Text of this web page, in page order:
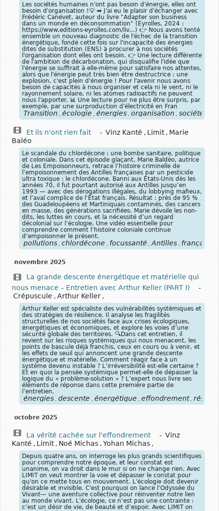
Les sociétés humaines n'ont pas besoin d'énergie, elles ont
besoin d'organisation !💡 ➡️ J'ai eu le plaisir d'échanger avec
Frédéric Canévet, auteur du livre "Adapter son business
dans un monde en déconsommation" (Eyrolles, 2024 :
https://www.editions-eyrolles.com/liv...) 👉 Nous avons tenté
ensemble un nouveau diagnostic de l'échec de la transition
énergétique, fondé cette fois sur l'incapacité des énergies
dites de substitution (ENS) à procurer à nos sociétés
l'organisation dont elles ont besoin. 👉 Une lecture différente
de l'ambition de décarbonation, qui disqualifie l'idée que
l'énergie se suffirait à elle-même pour satisfaire nos attentes,
alors que l'énergie peut très bien être destructrice : une
explosion, c'est plein d'énergie ! Pour l'avenir nous avons
besoin de capacités à nous organiser et cela ni le vent, ni le
rayonnement solaire, ni les atomes radioactifs ne peuvent
nous l'apporter. 📊 Une lecture pour ne plus être surpris, par
exemple, par une surproduction d'électricité en Fran
Transition écologie énergies organisation société
Et ils n'ont rien fait - Vinz Kanté , Limit , Marie
Baléo
Le scandale du chlordécone : une bombe sanitaire, politique
et coloniale. Dans cet épisode glaçant, Marie Baldéo, autrice
de Les Empoisonneurs, retrace l’histoire criminelle de
l’empoisonnement des Antilles françaises par un pesticide
ultra toxique : le chlordécone. Banni aux États-Unis dès les
années 70, il fut pourtant autorisé aux Antilles jusqu’en
1993 — avec des dérogations illégales, du lobbying mafieux,
et l’aval complice de l’État français. Résultat : près de 95 %
des Guadeloupéens et Martiniquais contaminés, des cancers
en masse, des générations sacrifiées. Marie dévoile les non-
dits, les luttes en cours, et la nécessité d’un regard
décolonial sur l’écologie. Une vidéo essentielle pour
comprendre comment l’histoire coloniale continue
d’empoisonner le présent.
pollutions chlordécone focussanté Antilles françaises
novembre 2025
La grande descente énergétique et matérielle qui
nous menace – Entretien avec Arthur Keller (PART I)
-
Crépuscule , Arthur Keller ,
Arthur Keller est spécialiste des vulnérabilités systémiques et
des stratégies de résilience. Il analyse les fragilités
structurelles de nos sociétés face aux crises écologiques,
énergétiques et économiques, et explore les voies d’une
sécurité globale des territoires. 🔍Dans cet entretien, il
revient sur les risques systémiques qui nous menacent, les
points de bascule déjà franchis, ceux en cours ou à venir, et
les effets de seuil qui annoncent une grande descente
énergétique et matérielle. Comment réagir face à un
système devenu instable ? L’irréversibilité est-elle certaine ?
Et en quoi la pensée systémique permet-elle de dépasser la
logique du « problème-solution » ? L’expert nous livre ses
éléments de réponse dans cette première partie de
l’entretien.
énergies descente énergétique effondrement
octobre 2025
La vérité cachée sur l'effondrement - Vinz
Kanté , Limit , Noé Michas , Yohan Michas ,
Depuis quatre ans, on interroge les plus grands scientifiques
pour comprendre notre époque, et leur constat est
unanime, on va droit dans le mur si on ne change rien. Avec
LIMIT on veut montrer la voie et dépasser le constat pour
qu'on ce mette tous en mouvement. L'écologie doit devenir
désirable et invisible. C'est pourquoi on lance l’Odyssée du
Vivant— une aventure collective pour réinventer notre lien
au monde vivant. L'écologie, ce n’est pas une contrainte :
c’est un désir de vie, de beauté et d’espoir. Avec LIMIT on